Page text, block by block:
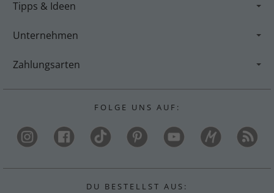
Tipps & Ideen
Unternehmen
Zahlungsarten
F O L G E U N S A U F :
D U B E S T E L L S T A U S :